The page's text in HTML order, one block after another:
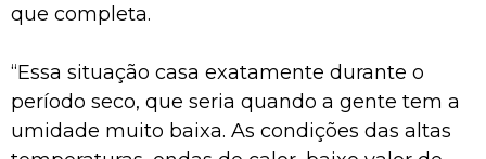
que completa.
“Essa situação casa exatamente durante o
período seco, que seria quando a gente tem a
umidade muito baixa. As condições das altas